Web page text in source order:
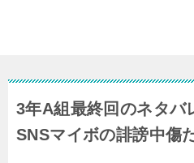
3年A組最終回のネタバ
SNSマイボの誹謗中傷